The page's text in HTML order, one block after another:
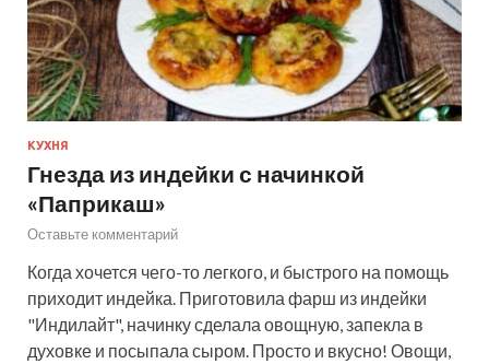
КУХНЯ
Гнезда из индейки с начинкой
«Паприкаш»
Оставьте комментарий
Когда хочется чего-то легкого, и быстрого на помощь
приходит индейка. Приготовила фарш из индейки
"Индилайт", начинку сделала овощную, запекла в
духовке и посыпала сыром. Просто и вкусно! Овощи,